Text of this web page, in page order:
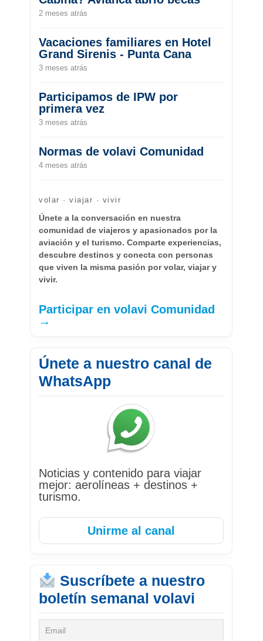
2 meses atrás
Vacaciones familiares en Hotel
Grand Sirenis - Punta Cana
3 meses atrás
Participamos de IPW por
primera vez
3 meses atrás
Normas de volavi Comunidad
4 meses atrás
volar · viajar · vivir
Únete a la conversación en nuestra
comunidad de viajeros y apasionados por la
aviación y el turismo. Comparte experiencias,
descubre destinos y conecta con personas
que viven la misma pasión por volar, viajar y
vivir.
Participar en volavi Comunidad
→
Únete a nuestro canal de
WhatsApp
Noticias y contenido para viajar
mejor: aerolíneas + destinos +
turismo.
Unirme al canal
Suscríbete a nuestro
boletín semanal volavi